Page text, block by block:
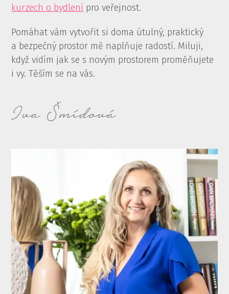
kurzech o bydlení pro veřejnost.
Pomáhat vám vytvořit si doma útulný, praktický
a bezpečný prostor mě naplňuje radostí. Miluji,
když vidím jak se s novým prostorem proměňujete
i vy. Těším se na vás.
Iva Šmídová